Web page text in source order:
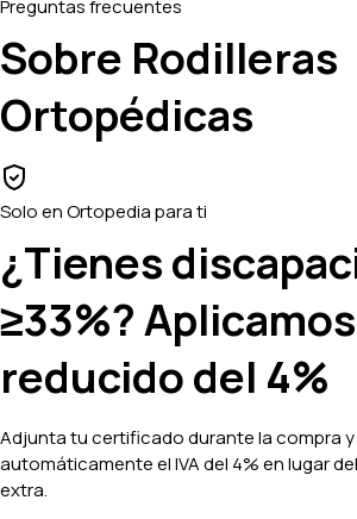
Preguntas frecuentes
Sobre Rodilleras
Ortopédicas
Solo en Ortopedia para ti
¿Tienes
≥33%? Aplicamos
reducido del 4%
Adjunta tu certificado durante la compra
automáticamente el IVA del 4% en lugar
extra.